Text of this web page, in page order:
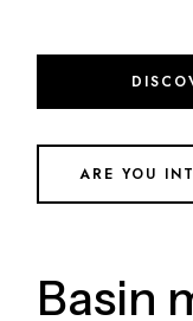
ARE YOU
Basin